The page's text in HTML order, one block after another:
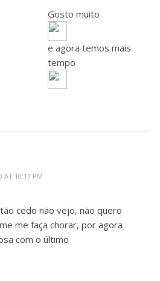
Gosto muito
e agora temos mais
tempo
AT 10:17 PM
cedo não vejo, não quero
me faça chorar, por agora
com o último